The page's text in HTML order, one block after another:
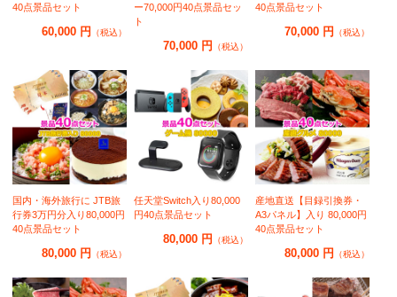
40点景品セット
60,000 円 （税込）
ー70,000円40点景品セッ
ト
70,000 円 （税込）
40点景品セット
70,000 円 （税込）
国内・海外旅行に JTB旅
行券3万円分入り80,000円
40点景品セット
80,000 円 （税込）
任天堂Switch入り80,000
円40点景品セット
80,000 円 （税込）
産地直送【目録引換券・
A3パネル】入り 80,000円
40点景品セット
80,000 円 （税込）